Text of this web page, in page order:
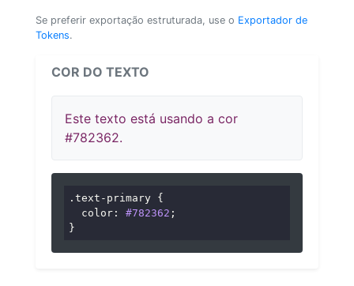
Se preferir exportação estruturada, use o Exportador de
Tokens.
COR DO TEXTO
Este texto está usando a cor
#782362.
.text-primary {
color : #782362 ;
}